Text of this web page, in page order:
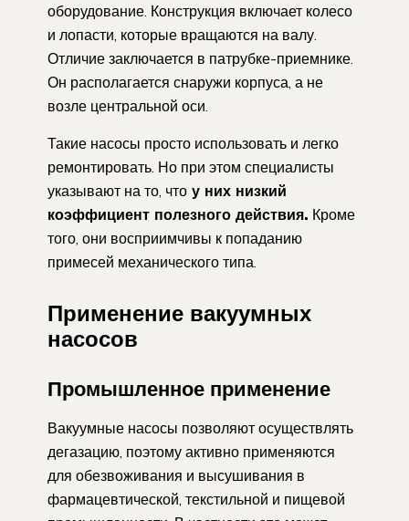
оборудование. Конструкция включает колесо
и лопасти, которые вращаются на валу.
Отличие заключается в патрубке-приемнике.
Он располагается снаружи корпуса, а не
возле центральной оси.
Такие насосы просто использовать и легко
ремонтировать. Но при этом специалисты
указывают на то, что у них низкий
коэффициент полезного действия. Кроме
того, они восприимчивы к попаданию
примесей механического типа.
Применение вакуумных
насосов
Промышленное применение
Вакуумные насосы позволяют осуществлять
дегазацию, поэтому активно применяются
для обезвоживания и высушивания в
фармацевтической, текстильной и пищевой